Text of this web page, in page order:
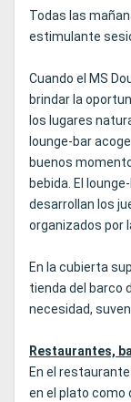
Todas las
estimulante
Cuando el MS
brindar la
los lugares
lounge-bar
buenos
bebida. El
desarrollan los
organizados por
En la cubierta
tienda del barco
necesidad,
Restaurantes,
En el
en el plato como